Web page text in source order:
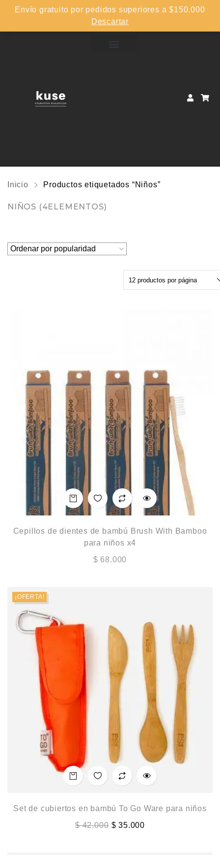
Envío gratuito por pedidos superiores a $150.000
Descartar
Inicio Productos etiquetados “Niños”
NIÑOS (4ELEMENTOS)
Cepillos de dientes de bambú Brush With Bamboo
para niños x4
$ 68.000
¡OFERTA!
Set de cubiertos en bambú To Go Ware para niños
$42.000 $ 35.000